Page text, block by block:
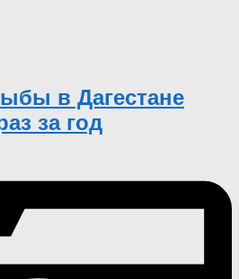
в Дагестане
за год